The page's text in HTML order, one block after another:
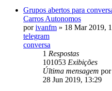
Grupos abertos para
Carros Autonomos
porivanfm » 18 Mar 2019,
telegram
conversa
1 Respostas
101053 Exibições
Última mensagem por
28 Jun 2019, 13:29